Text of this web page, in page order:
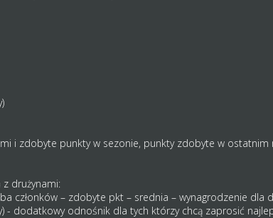
i zdobyte punkty w sezonie, punkty zdobyte w
z drużynami:
członków – zdobyte pkt – srednia – wynagrodzenie dla
- dodatkowy odnośnik dla tych którzy chcą zaprosić